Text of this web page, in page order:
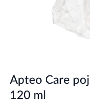
Apteo Care
120 ml